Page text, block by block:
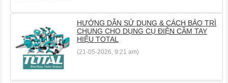
HƯỚNG DẪN SỬ DỤNG & CÁCH BẢO TRÌ
CHUNG CHO DỤNG CỤ ĐIỆN CẦM TAY
HIỆU TOTAL
(21-05-2026, 9:21 am)